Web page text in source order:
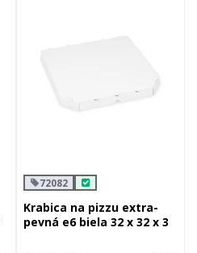
72082
Krabica na pizzu extra-
pevná e6 biela 32 x 32 x 3